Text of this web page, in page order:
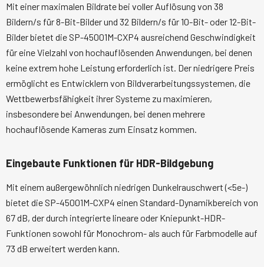
Mit einer maximalen Bildrate bei voller Auflösung von 38
Bildern/s für 8-Bit-Bilder und 32 Bildern/s für 10-Bit- oder 12-Bit-
Bilder bietet die SP-45001M-CXP4 ausreichend Geschwindigkeit
für eine Vielzahl von hochauflösenden Anwendungen, bei denen
keine extrem hohe Leistung erforderlich ist. Der niedrigere Preis
ermöglicht es Entwicklern von Bildverarbeitungssystemen, die
Wettbewerbsfähigkeit ihrer Systeme zu maximieren,
insbesondere bei Anwendungen, bei denen mehrere
hochauflösende Kameras zum Einsatz kommen.
Eingebaute Funktionen für HDR-Bildgebung
Mit einem außergewöhnlich niedrigen Dunkelrauschwert (<5e-)
bietet die SP-45001M-CXP4 einen Standard-Dynamikbereich von
67 dB, der durch integrierte lineare oder Kniepunkt-HDR-
Funktionen sowohl für Monochrom- als auch für Farbmodelle auf
73 dB erweitert werden kann.